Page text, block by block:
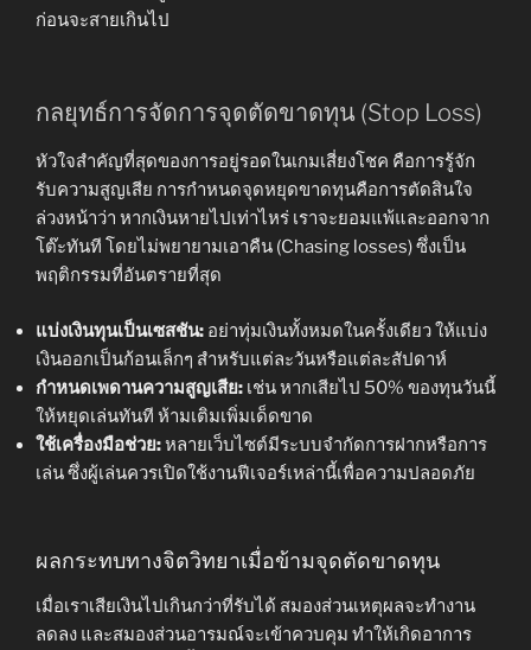
ก่อนจะสายเกินไป
กลยุทธ์การจัดการจุดตัดขาดทุน (Stop Loss)
หัวใจสำคัญที่สุดของการอยู่รอดในเกมเสี่ยงโชค คือการรู้จัก
รับความสูญเสีย การกำหนดจุดหยุดขาดทุนคือการตัดสินใจ
ล่วงหน้าว่า หากเงินหายไปเท่าไหร่ เราจะยอมแพ้และออกจาก
โต๊ะทันที โดยไม่พยายามเอาคืน (Chasing losses) ซึ่งเป็น
พฤติกรรมที่อันตรายที่สุด
แบ่งเงินทุนเป็นเซสชัน: อย่าทุ่มเงินทั้งหมดในครั้งเดียว ให้แบ่ง
เงินออกเป็นก้อนเล็กๆ สำหรับแต่ละวันหรือแต่ละสัปดาห์
กำหนดเพดานความสูญเสีย: เช่น หากเสียไป 50% ของทุนวันนี้
ให้หยุดเล่นทันที ห้ามเติมเพิ่มเด็ดขาด
ใช้เครื่องมือช่วย:หลายเว็บไซต์มีระบบจำกัดการฝากหรือการ
เล่น ซึ่งผู้เล่นควรเปิดใช้งานฟีเจอร์เหล่านี้เพื่อความปลอดภัย
ผลกระทบทางจิตวิทยาเมื่อข้ามจุดตัดขาดทุน
เมื่อเราเสียเงินไปเกินกว่าที่รับได้ สมองส่วนเหตุผลจะทำงาน
ลดลง และสมองส่วนอารมณ์จะเข้าควบคุม ทำให้เกิดอาการ